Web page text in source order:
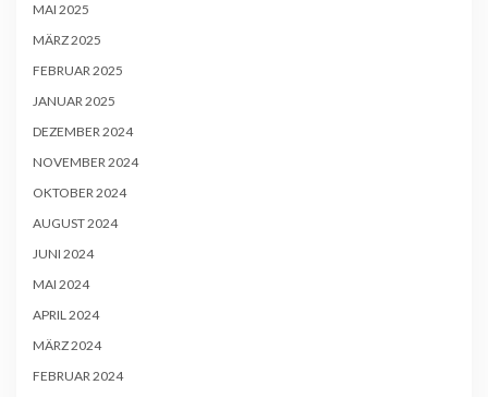
MAI 2025
MÄRZ 2025
FEBRUAR 2025
JANUAR 2025
DEZEMBER 2024
NOVEMBER 2024
OKTOBER 2024
AUGUST 2024
JUNI 2024
MAI 2024
APRIL 2024
MÄRZ 2024
FEBRUAR 2024